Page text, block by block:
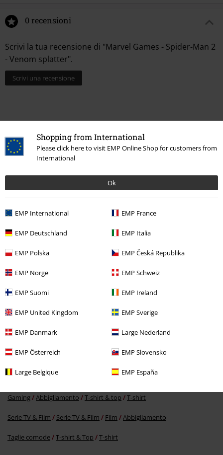
Shopping from International
Please click here to visit EMP Online Shop for customers from
International
Ok
EMP International EMP France
EMP Deutschland EMP Italia
EMP Polska EMP Česká Republika
EMP Norge EMP Schweiz
EMP Suomi EMP Ireland
EMP United Kingdom EMP Sverige
EMP Danmark Large Nederland
EMP Österreich EMP Slovensko
Large Belgique EMP España
0 recensioni
Scrivi la tua recensione di "Marvel Games - Spider-Man 2
- Venom splatter".
Scrivi una recensione
Ultimi articoli visualizzati
-36%
Abbigliamento & accessori T-shirts
Stile Abbigliamento nero Magliette nere
Gaming Abbigliamento T-shirt & top T-shirt
Serie TV & Film Serie TV & Film Film Abbigliamento
Taglie comode T-shirt & Top T-shirt